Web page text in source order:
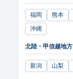
福岡 熊本
沖縄
北陸・甲信越地方
新潟 山梨